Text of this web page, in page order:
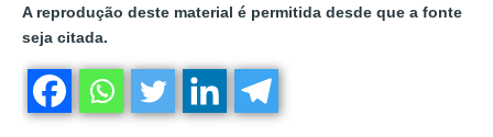
A reprodução deste material é permitida desde que a fonte
seja citada.